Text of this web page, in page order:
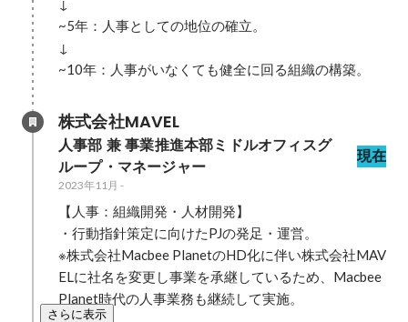
↓
~5年：人事としての地位の確立。
↓
~10年：人事がいなくても健全に回る組織の構築。
株式会社MAVEL
人事部 兼 事業推進本部ミドルオフィスグ
ループ・マネージャー
現在
2023年11月 -
【人事：組織開発・人材開発】
・行動指針策定に向けたPJの発足・運営。
※株式会社Macbee PlanetのHD化に伴い株式会社MAV
ELに社名を変更し事業を承継しているため、Macbee
Planet時代の人事業務も継続して実施。
さらに表示